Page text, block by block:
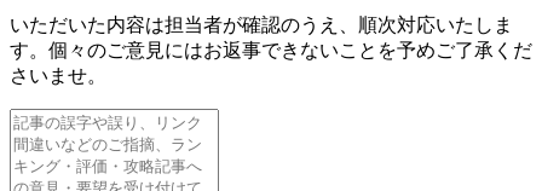
いただいた内容は担当者が確認のうえ、順次対応いたしま
す。個々のご意見にはお返事できないことを予めご了承くだ
さいませ。